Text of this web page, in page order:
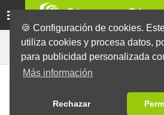
🍪 Configuración de cookies.
utiliza cookies y procesa datos,
para publicidad personalizada
Más información
Rechazar
Chapas Chapas con Imán Para